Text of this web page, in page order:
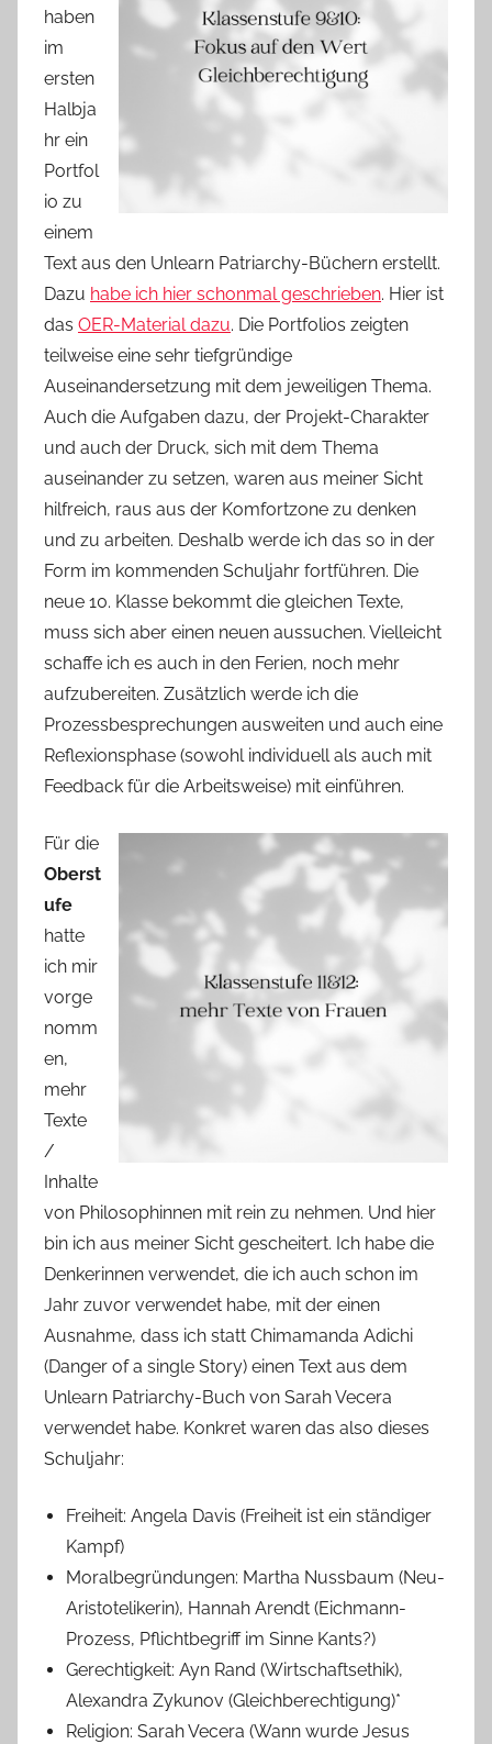
haben
im
ersten
Halbja
hr ein
Portfol
io zu
einem
Text aus den Unlearn Patriarchy-Büchern erstellt.
Dazu habe ich hier schonmal geschrieben. Hier ist
das OER-Material dazu. Die Portfolios zeigten
teilweise eine sehr tiefgründige
Auseinandersetzung mit dem jeweiligen Thema.
Auch die Aufgaben dazu, der Projekt-Charakter
und auch der Druck, sich mit dem Thema
auseinander zu setzen, waren aus meiner Sicht
hilfreich, raus aus der Komfortzone zu denken
und zu arbeiten. Deshalb werde ich das so in der
Form im kommenden Schuljahr fortführen. Die
neue 10. Klasse bekommt die gleichen Texte,
muss sich aber einen neuen aussuchen. Vielleicht
schaffe ich es auch in den Ferien, noch mehr
aufzubereiten. Zusätzlich werde ich die
Prozessbesprechungen ausweiten und auch eine
Reflexionsphase (sowohl individuell als auch mit
Feedback für die Arbeitsweise) mit einführen.
Für die
Oberst
ufe
hatte
ich mir
vorge
nomm
en,
mehr
Texte
/
Inhalte
von Philosophinnen mit rein zu nehmen. Und hier
bin ich aus meiner Sicht gescheitert. Ich habe die
Denkerinnen verwendet, die ich auch schon im
Jahr zuvor verwendet habe, mit der einen
Ausnahme, dass ich statt Chimamanda Adichi
(Danger of a single Story) einen Text aus dem
Unlearn Patriarchy-Buch von Sarah Vecera
verwendet habe. Konkret waren das also dieses
Schuljahr:
Freiheit: Angela Davis (Freiheit ist ein ständiger
Kampf)
Moralbegründungen: Martha Nussbaum (Neu-
Aristotelikerin), Hannah Arendt (Eichmann-
Prozess, Pflichtbegriff im Sinne Kants?)
Gerechtigkeit: Ayn Rand (Wirtschaftsethik),
Alexandra Zykunov (Gleichberechtigung)*
Religion: Sarah Vecera (Wann wurde Jesus